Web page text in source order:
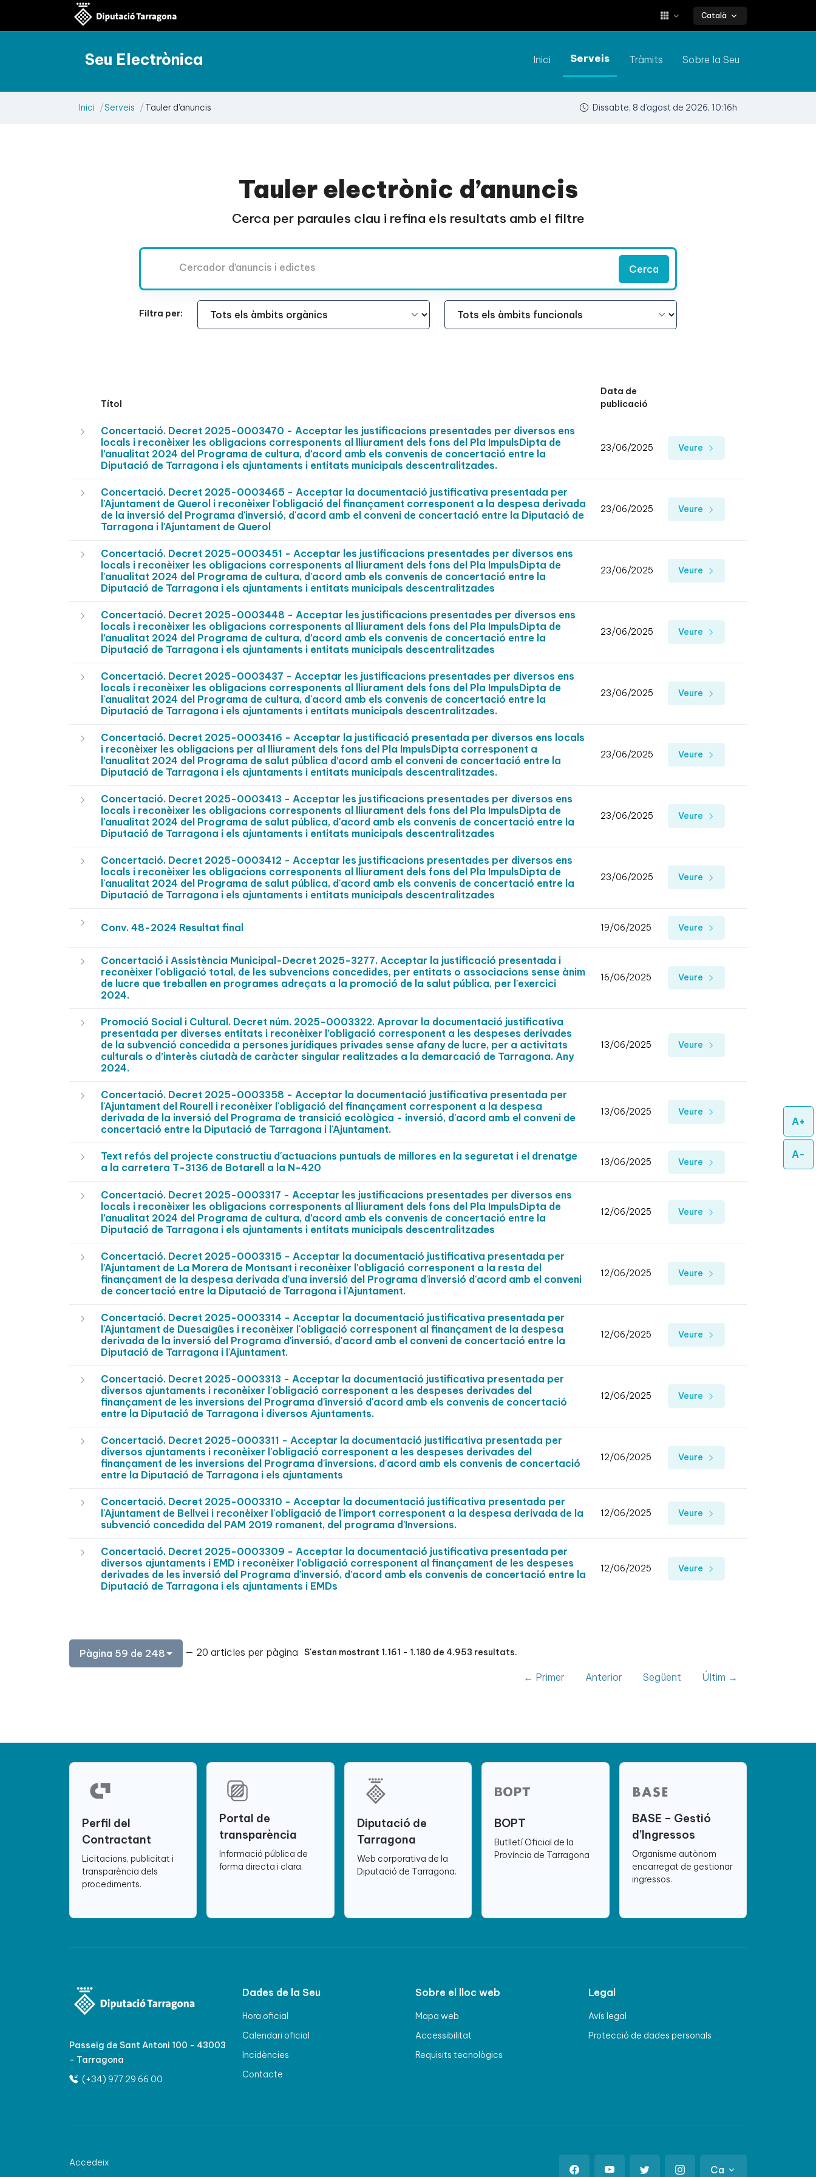
A+
A-
Català
Seu Electrònica Inici Serveis Tràmits Sobre la Seu
Inici Serveis Tauler d'anuncis Dissabte, 8 d’agost de 2026, 10:16h
Tauler electrònic d’anuncis
Cerca per paraules clau i refina els resultats amb el filtre
Cerca
Filtra per:
Àmbit Funcional Àmbit Funcional
Títol
Data de
publicació
Concertació. Decret 2025-0003470 - Acceptar les justificacions presentades per diversos ens
locals i reconèixer les obligacions corresponents al lliurament dels fons del Pla ImpulsDipta de
l’anualitat 2024 del Programa de cultura, d’acord amb els convenis de concertació entre la
Diputació de Tarragona i els ajuntaments i entitats municipals descentralitzades.
23/06/2025 Veure
Concertació. Decret 2025-0003465 - Acceptar la documentació justificativa presentada per
l'Ajuntament de Querol i reconèixer l'obligació del finançament corresponent a la despesa derivada
de la inversió del Programa d'inversió, d'acord amb el conveni de concertació entre la Diputació de
Tarragona i l'Ajuntament de Querol
23/06/2025 Veure
Concertació. Decret 2025-0003451 - Acceptar les justificacions presentades per diversos ens
locals i reconèixer les obligacions corresponents al lliurament dels fons del Pla ImpulsDipta de
l'anualitat 2024 del Programa de cultura, d'acord amb els convenis de concertació entre la
Diputació de Tarragona i els ajuntaments i entitats municipals descentralitzades
23/06/2025 Veure
Concertació. Decret 2025-0003448 - Acceptar les justificacions presentades per diversos ens
locals i reconèixer les obligacions corresponents al lliurament dels fons del Pla ImpulsDipta de
l’anualitat 2024 del Programa de cultura, d’acord amb els convenis de concertació entre la
Diputació de Tarragona i els ajuntaments i entitats municipals descentralitzades
23/06/2025 Veure
Concertació. Decret 2025-0003437 - Acceptar les justificacions presentades per diversos ens
locals i reconèixer les obligacions corresponents al lliurament dels fons del Pla ImpulsDipta de
l'anualitat 2024 del Programa de cultura, d'acord amb els convenis de concertació entre la
Diputació de Tarragona i els ajuntaments i entitats municipals descentralitzades.
23/06/2025 Veure
Concertació. Decret 2025-0003416 - Acceptar la justificació presentada per diversos ens locals
i reconèixer les obligacions per al lliurament dels fons del Pla ImpulsDipta corresponent a
l’anualitat 2024 del Programa de salut pública d’acord amb el conveni de concertació entre la
Diputació de Tarragona i els ajuntaments i entitats municipals descentralitzades.
23/06/2025 Veure
Concertació. Decret 2025-0003413 - Acceptar les justificacions presentades per diversos ens
locals i reconèixer les obligacions corresponents al lliurament dels fons del Pla ImpulsDipta de
l'anualitat 2024 del Programa de salut pública, d'acord amb els convenis de concertació entre la
Diputació de Tarragona i els ajuntaments i entitats municipals descentralitzades
23/06/2025 Veure
Concertació. Decret 2025-0003412 - Acceptar les justificacions presentades per diversos ens
locals i reconèixer les obligacions corresponents al lliurament dels fons del Pla ImpulsDipta de
l'anualitat 2024 del Programa de salut pública, d'acord amb els convenis de concertació entre la
Diputació de Tarragona i els ajuntaments i entitats municipals descentralitzades
23/06/2025 Veure
Conv. 48-2024 Resultat final 19/06/2025 Veure
Concertació i Assistència Municipal-Decret 2025-3277. Acceptar la justificació presentada i
reconèixer l'obligació total, de les subvencions concedides, per entitats o associacions sense ànim
de lucre que treballen en programes adreçats a la promoció de la salut pública, per l'exercici
2024.
16/06/2025 Veure
Promoció Social i Cultural. Decret núm. 2025-0003322. Aprovar la documentació justificativa
presentada per diverses entitats i reconèixer l’obligació corresponent a les despeses derivades
de la subvenció concedida a persones jurídiques privades sense afany de lucre, per a activitats
culturals o d’interès ciutadà de caràcter singular realitzades a la demarcació de Tarragona. Any
2024.
13/06/2025 Veure
Concertació. Decret 2025-0003358 - Acceptar la documentació justificativa presentada per
l'Ajuntament del Rourell i reconèixer l'obligació del finançament corresponent a la despesa
derivada de la inversió del Programa de transició ecològica - inversió, d'acord amb el conveni de
concertació entre la Diputació de Tarragona i l'Ajuntament.
13/06/2025 Veure
Text refós del projecte constructiu d'actuacions puntuals de millores en la seguretat i el drenatge
a la carretera T-3136 de Botarell a la N-420
13/06/2025 Veure
Concertació. Decret 2025-0003317 - Acceptar les justificacions presentades per diversos ens
locals i reconèixer les obligacions corresponents al lliurament dels fons del Pla ImpulsDipta de
l’anualitat 2024 del Programa de cultura, d’acord amb els convenis de concertació entre la
Diputació de Tarragona i els ajuntaments i entitats municipals descentralitzades
12/06/2025 Veure
Concertació. Decret 2025-0003315 - Acceptar la documentació justificativa presentada per
l'Ajuntament de La Morera de Montsant i reconèixer l'obligació corresponent a la resta del
finançament de la despesa derivada d'una inversió del Programa d'inversió d'acord amb el conveni
de concertació entre la Diputació de Tarragona i l'Ajuntament.
12/06/2025 Veure
Concertació. Decret 2025-0003314 - Acceptar la documentació justificativa presentada per
l'Ajuntament de Duesaigües i reconèixer l'obligació corresponent al finançament de la despesa
derivada de la inversió del Programa d'inversió, d'acord amb el conveni de concertació entre la
Diputació de Tarragona i l'Ajuntament.
12/06/2025 Veure
Concertació. Decret 2025-0003313 - Acceptar la documentació justificativa presentada per
diversos ajuntaments i reconèixer l'obligació corresponent a les despeses derivades del
finançament de les inversions del Programa d'inversió d'acord amb els convenis de concertació
entre la Diputació de Tarragona i diversos Ajuntaments.
12/06/2025 Veure
Concertació. Decret 2025-0003311 - Acceptar la documentació justificativa presentada per
diversos ajuntaments i reconèixer l'obligació corresponent a les despeses derivades del
finançament de les inversions del Programa d'inversions, d'acord amb els convenis de concertació
entre la Diputació de Tarragona i els ajuntaments
12/06/2025 Veure
Concertació. Decret 2025-0003310 - Acceptar la documentació justificativa presentada per
l'Ajuntament de Bellvei i reconèixer l'obligació de l'import corresponent a la despesa derivada de la
subvenció concedida del PAM 2019 romanent, del programa d'Inversions.
12/06/2025 Veure
Concertació. Decret 2025-0003309 - Acceptar la documentació justificativa presentada per
diversos ajuntaments i EMD i reconèixer l'obligació corresponent al finançament de les despeses
derivades de les inversió del Programa d'inversió, d'acord amb els convenis de concertació entre la
Diputació de Tarragona i els ajuntaments i EMDs
12/06/2025 Veure
Pàgina 59 de 248 — 20 articles per pàgina S'estan mostrant 1.161 - 1.180 de 4.953 resultats.
← Primer Anterior Següent Últim →
Perfil del
Contractant
Licitacions, publicitat i
transparència dels
procediments.
Portal de
transparència
Informació pública de
forma directa i clara.
Diputació de
Tarragona
Web corporativa de la
Diputació de Tarragona.
BOPT
Butlletí Oficial de la
Província de Tarragona
BASE – Gestió
d’Ingressos
Organisme autònom
encarregat de gestionar
ingressos.
Passeig de Sant Antoni 100 - 43003
- Tarragona
(+34) 977 29 66 00
Dades de la Seu
Hora oficial
Calendari oficial
Incidències
Contacte
Sobre el lloc web
Mapa web
Accessibilitat
Requisits tecnològics
Legal
Avís legal
Protecció de dades personals
Accedeix
Ca